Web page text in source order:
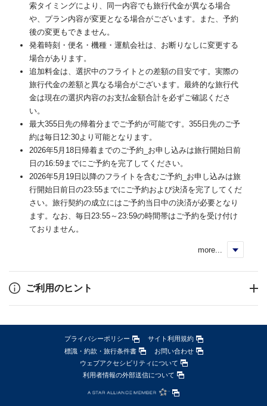
索タイミングにより、同一内容でも旅行代金が異なる場合
や、プラン内容が変更となる場合がございます。また、予約
後の変更もできません。
発着時刻・便名・機種・運航会社は、お断りなしに変更する
場合があります。
追加料金は、選択中のフライトとの差額の目安です。実際の
旅行代金の差額と異なる場合がございます。最終的な旅行代
金は現在の選択内容のお支払金額合計を必ずご確認くださ
い。
最大355日先の帰着分までご予約が可能です。355日先のご予
約は毎日12:30より可能となります。
2026年5月18日帰着までのご予約_お申し込みは旅行開始日前
日の16:59までにご予約を完了してください。
2026年5月19日以降のフライトを含むご予約_お申し込みは旅
行開始日前日の23:55までにご予約および決済を完了してくだ
さい。旅行契約の成立にはご予約当日中の決済が必要となり
ます。なお、毎日23:55～23:59の時間帯はご予約を受け付け
ておりません。
more...
ご利用のヒント
プライバシーポリシー
サイト利用規約
標識・約款・旅行条件書
お問い合わせ
ウェブアクセシビリティについて
利用者情報の外部送信について